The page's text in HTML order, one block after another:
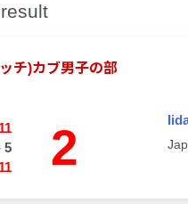
チ)カブ男子の部
11
5
11 2